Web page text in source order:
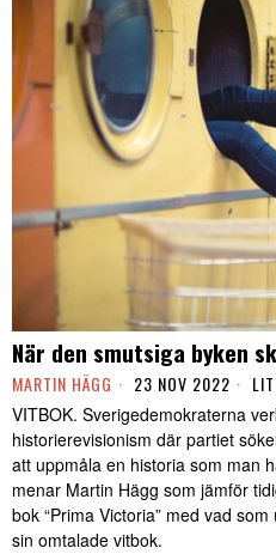
När den smutsiga byken
MARTIN HÄGG 23 NOV 2022
VITBOK. Sverigedemokraterna
historierevisionism där partiet
att uppmåla en historia som man
menar Martin Hägg som jämför
bok “Prima Victoria” med vad
sin omtalade vitbok.